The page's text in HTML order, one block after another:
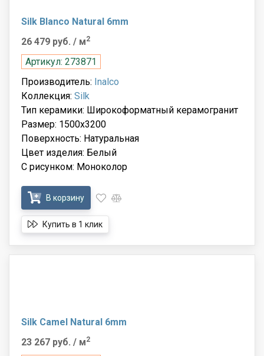
Silk Blanco Natural 6mm
26 479 руб. / м2
Артикул: 273871
Производитель: Inalco
Коллекция: Silk
Тип керамики: Широкоформатный керамогранит
Размер: 1500x3200
Поверхность: Натуральная
Цвет изделия: Белый
С рисунком: Моноколор
В корзину
Купить в 1 клик
Silk Camel Natural 6mm
23 267 руб. / м2